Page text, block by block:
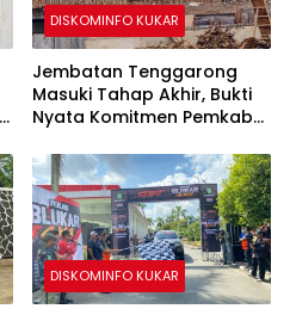
DISKOMINFO KUKAR
Jembatan Tenggarong
Masuki Tahap Akhir, Bukti
Nyata Komitmen Pemkab
Terpadu
DISKOMINFO KUKAR